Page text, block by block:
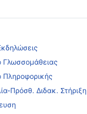
Γλωσσομάθειας
Πληροφορικής
Πρόσθ. Διδακ. Στήριξη